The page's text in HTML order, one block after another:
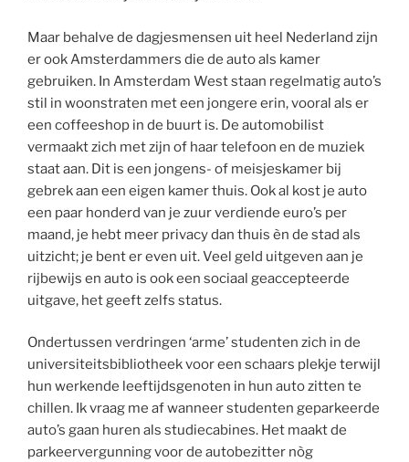
Maar behalve de dagjesmensen uit heel Nederland zijn
er ook Amsterdammers die de auto als kamer
gebruiken. In Amsterdam West staan regelmatig auto’s
stil in woonstraten met een jongere erin, vooral als er
een coffeeshop in de buurt is. De automobilist
vermaakt zich met zijn of haar telefoon en de muziek
staat aan. Dit is een jongens- of meisjeskamer bij
gebrek aan een eigen kamer thuis. Ook al kost je auto
een paar honderd van je zuur verdiende euro’s per
maand, je hebt meer privacy dan thuis èn de stad als
uitzicht; je bent er even uit. Veel geld uitgeven aan je
rijbewijs en auto is ook een sociaal geaccepteerde
uitgave, het geeft zelfs status.
Ondertussen verdringen ‘arme’ studenten zich in de
universiteitsbibliotheek voor een schaars plekje terwijl
hun werkende leeftijdsgenoten in hun auto zitten te
chillen. Ik vraag me af wanneer studenten geparkeerde
auto’s gaan huren als studiecabines. Het maakt de
parkeervergunning voor de autobezitter nòg